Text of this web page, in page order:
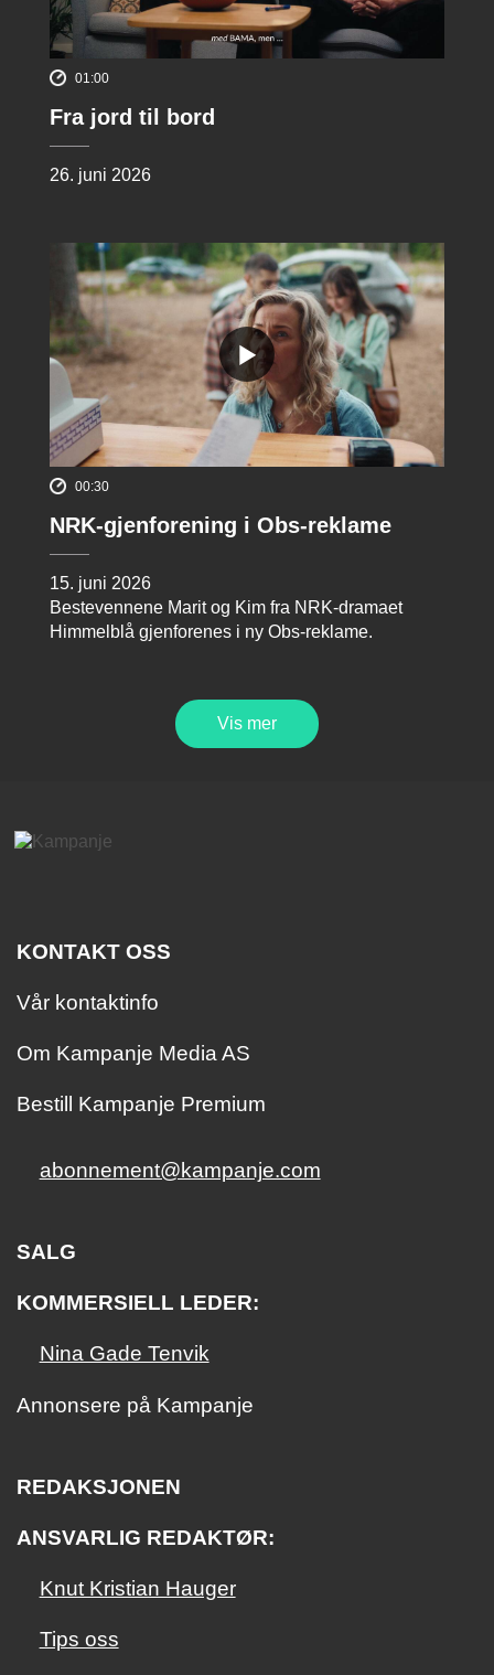
01:00
Fra jord til bord
26. juni 2026
00:30
NRK-gjenforening i Obs-reklame
15. juni 2026
Bestevennene Marit og Kim fra NRK-dramaet
Himmelblå gjenforenes i ny Obs-reklame.
Vis mer
KONTAKT OSS
Vår kontaktinfo
Om Kampanje Media AS
Bestill Kampanje Premium
abonnement@kampanje.com
SALG
KOMMERSIELL LEDER:
Nina Gade Tenvik
Annonsere på Kampanje
REDAKSJONEN
ANSVARLIG REDAKTØR:
Knut Kristian Hauger
Tips oss